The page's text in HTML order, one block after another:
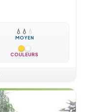
💧 💧 💧
MOYEN
COULEURS